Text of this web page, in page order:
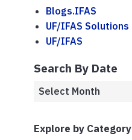
Blogs.IFAS
UF/IFAS Solutions
UF/IFAS
Search By Date
Explore by Category